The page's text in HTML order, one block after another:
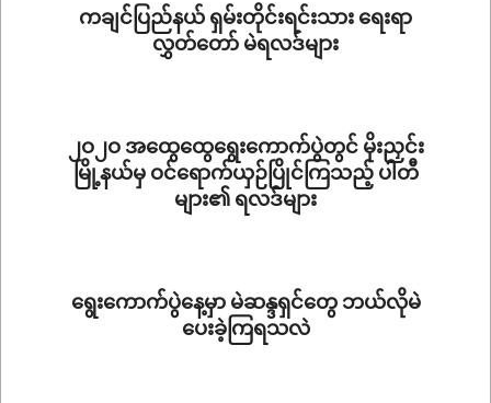
ကချင်ပြည်နယ် ရှမ်းတိုင်းရင်းသား ရေးရာ
လွှတ်တော် မဲရလဒ်များ
၂ဝ၂ဝ အထွေထွေရွေးကောက်ပွဲတွင် မိုးညှင်း
မြို့နယ်မှ ဝင်ရောက်ယှဉ်ပြိုင်ကြသည့် ပါတီ
များ၏ ရလဒ်များ
ရွေးကောက်ပွဲနေ့မှာ မဲဆန္ဒရှင်တွေ ဘယ်လိုမဲ
ပေးခဲ့ကြရသလဲ